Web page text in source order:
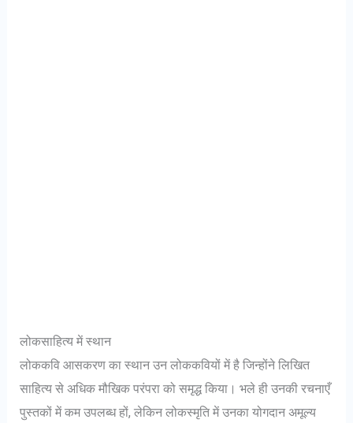
लोकसाहित्य में स्थान
लोककवि आसकरण का स्थान उन लोककवियों में है जिन्होंने लिखित
साहित्य से अधिक मौखिक परंपरा को समृद्ध किया। भले ही उनकी रचनाएँ
पुस्तकों में कम उपलब्ध हों, लेकिन लोकस्मृति में उनका योगदान अमूल्य